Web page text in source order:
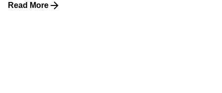
Read More